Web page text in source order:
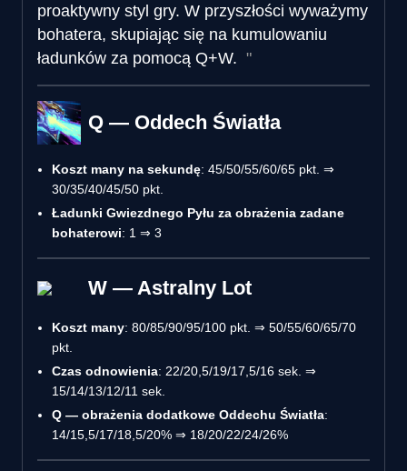
proaktywny styl gry. W przyszłości wyważymy
bohatera, skupiając się na kumulowaniu
ładunków za pomocą Q+W.
Q — Oddech Światła
Koszt many na sekundę: 45/50/55/60/65 pkt. ⇒
30/35/40/45/50 pkt.
Ładunki Gwiezdnego Pyłu za obrażenia zadane
bohaterowi: 1 ⇒ 3
W — Astralny Lot
Koszt many: 80/85/90/95/100 pkt. ⇒ 50/55/60/65/70
pkt.
Czas odnowienia: 22/20,5/19/17,5/16 sek. ⇒
15/14/13/12/11 sek.
Q — obrażenia dodatkowe Oddechu Światła:
14/15,5/17/18,5/20% ⇒ 18/20/22/24/26%